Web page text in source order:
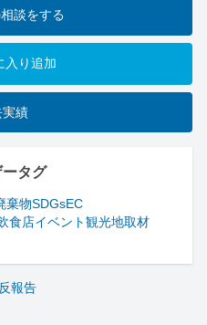
談をする
入り追加
実績
タグ
棄物SDGsEC
食店イベント観光地取材
報告